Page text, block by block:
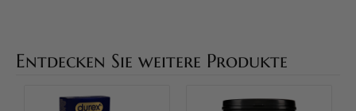
Entdecken Sie weitere Produkte